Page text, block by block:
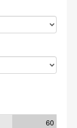
60